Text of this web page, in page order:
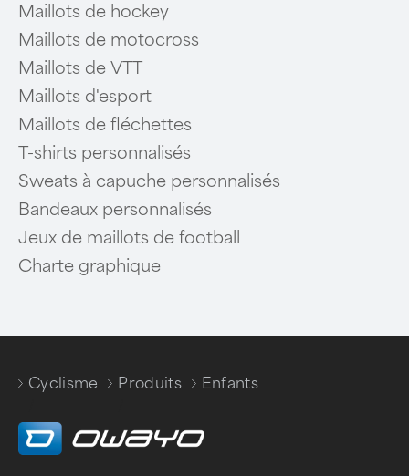
Maillots de hockey
Maillots de motocross
Maillots de VTT
Maillots d'esport
Maillots de fléchettes
T-shirts personnalisés
Sweats à capuche personnalisés
Bandeaux personnalisés
Jeux de maillots de football
Charte graphique
Cyclisme
Produits
Enfants